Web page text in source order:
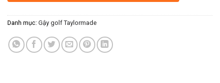
Danh mục: Gậy golf Taylormade